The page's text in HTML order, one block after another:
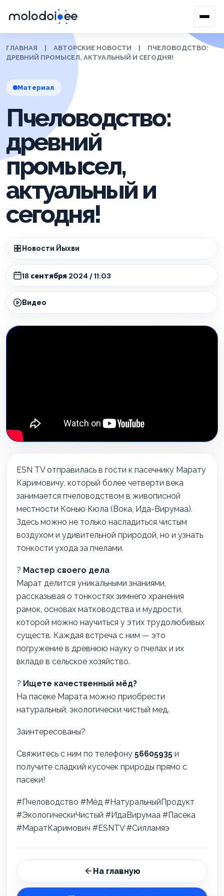
ГЛАВНАЯ АВТОРСКИЕ НОВОСТИ
ПЧЕЛОВОДСТВО:
ДРЕВНИЙ ПРОМЫСЕЛ, АКТУАЛЬНЫЙ И СЕГОДНЯ!
Материал
Пчеловодство:
древний
промысел,
актуальный и
сегодня!
Новости Йыхви
18 сентября 2024 / 11:03
Видео
ESN TV отправилась в гости к пасечнику Марату
Каримовичу, который более четверти века
занимается пчеловодством в живописной
местности Конью Кюла (Вока, Ида-Вирумаа).
Здесь можно не только насладиться чистым
воздухом и удивительной природой, но и узнать
тонкости ухода за пчелами.
? Мастер своего дела
Марат делится уникальными знаниями,
рассказывая о тонкостях зимнего хранения
рамок, основах матководства и мудрости,
которой можно научиться у этих трудолюбивых
существ. Каждая встреча с ним — это
погружение в древнюю науку о пчелах и их
вкладе в сельское хозяйство.
? Ищете качественный мёд?
На пасеке Марата можно приобрести
натуральный, экологически чистый мед.
Заинтересованы?
Свяжитесь с ним по телефону 56605935 и
получите сладкий кусочек природы прямо с
пасеки!
#Пчеловодство #Мёд #НатуральныйПродукт
#ЭкологическиЧистый #ИдаВирумаа #Пасека
#МаратКаримович #ESNTV #Силламяэ
На главную